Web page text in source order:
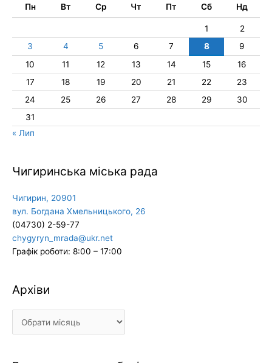
Пн Вт Ср Чт Пт Сб Нд
1
2
3
4 5 6 7 8
9
10
11 12 13 14 15
16
17
18 19 20 21 22
23
24
25 26 27 28 29
30
31
« Лип
Чигиринська міська рада
Чигирин, 20901
вул. Богдана Хмельницького, 26
(04730) 2-59-77
chygyryn_mrada@ukr.net
Графік роботи: 8:00 – 17:00
Архіви
Архіви